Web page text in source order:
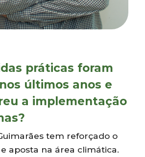
práticas foram
últimos anos e
a implementação
tem reforçado o
aposta na área climática.